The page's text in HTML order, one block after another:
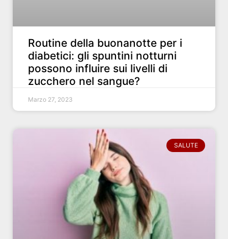
Routine della buonanotte per i
diabetici: gli spuntini notturni
possono influire sui livelli di
zucchero nel sangue?
Marzo 27, 2023
SALUTE